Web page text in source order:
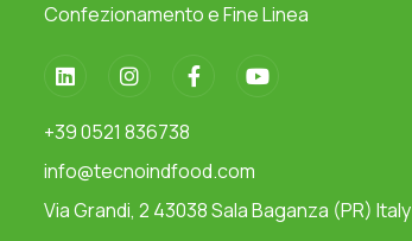
Confezionamento e Fine Linea
+39 0521 836738
info@tecnoindfood.com
Via Grandi, 2 43038 Sala Baganza (PR) Italy